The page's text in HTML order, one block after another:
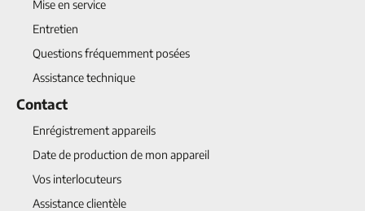
Mise en service
Entretien
Questions fréquemment posées
Assistance technique
Contact
Enrégistrement appareils
Date de production de mon appareil
Vos interlocuteurs
Assistance clientèle